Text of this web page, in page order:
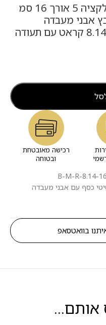
צמיד טניס ארבע שיניים קולקציה 5 אורך 16 סמ
אבני מעבדה
מוסונייט במשקל כולל של 8.14 קראט עם תעודה
רכישה מאובטחת
ובטוחה
B-M-R-8.14-
כסף עם אבני מעבדה
בוואטסאפ